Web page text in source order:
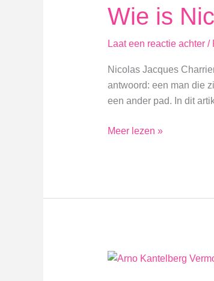
Wie is
Laat een reactie achter /
Nicolas Jacques
antwoord: een man die
een ander pad. In dit
Wie
Meer lezen »